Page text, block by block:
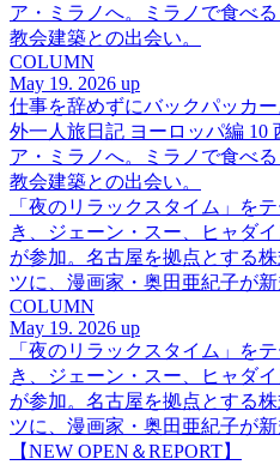
ア・ミラノへ。ミラノで食べ
教会建築との出会い。
COLUMN
May 19. 2026 up
仕事を辞めずにバックパッカ
外一人旅日記 ヨーロッパ編 10
ア・ミラノへ。ミラノで食べ
教会建築との出会い。
「夜のリラックスタイム」を
き、ジェーン・スー、ヒャダ
が参加。名古屋を拠点とする
ツに、漫画家・奥田亜紀子が新
COLUMN
May 19. 2026 up
「夜のリラックスタイム」を
き、ジェーン・スー、ヒャダ
が参加。名古屋を拠点とする
ツに、漫画家・奥田亜紀子が新
【NEW OPEN＆REPORT】